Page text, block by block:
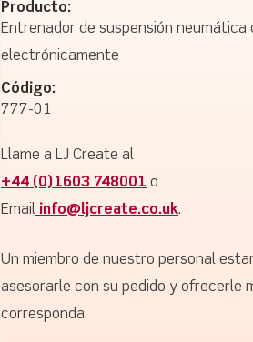
Producto:
Entrenador de suspensión neumática
electrónicamente
Código:
777-01
Llame a LJ Create al
+44 (0)1603 748001 o
Email info@ljcreate.co.uk.
Un miembro de nuestro personal
asesorarle con su pedido y ofrecerle
corresponda.